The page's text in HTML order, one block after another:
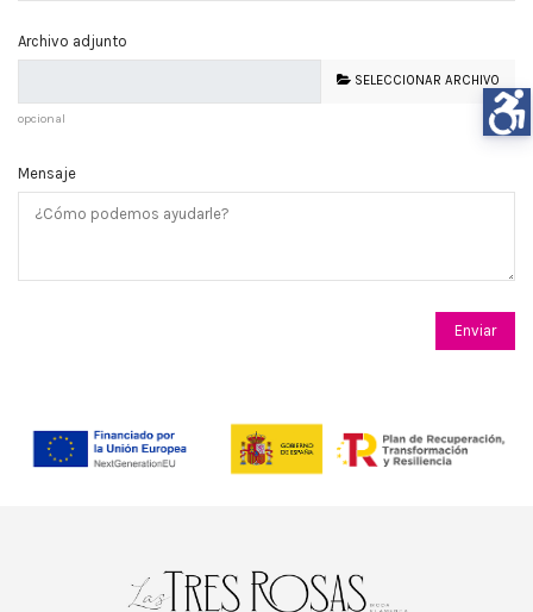
Archivo adjunto
SELECCIONAR ARCHIVO
opcional
Mensaje